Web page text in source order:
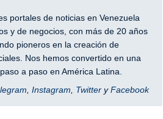
portales de noticias en Venezuela
y de negocios, con más de 20 años
pioneros en la creación de
Nos hemos convertido en una
a paso en América Latina.
, Instagram, TwitteryFacebook